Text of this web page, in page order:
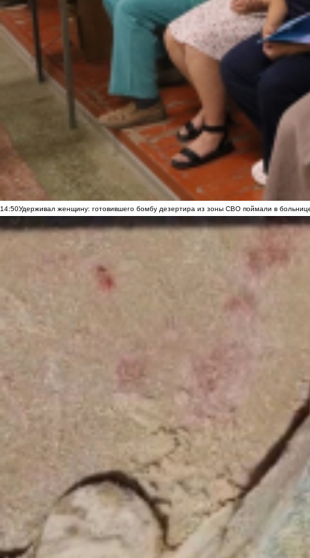
14:50Удерживал женщину: готовившего бомбу дезертира из зоны СВО поймали в